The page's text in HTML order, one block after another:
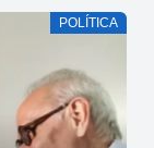
POLÍTICA